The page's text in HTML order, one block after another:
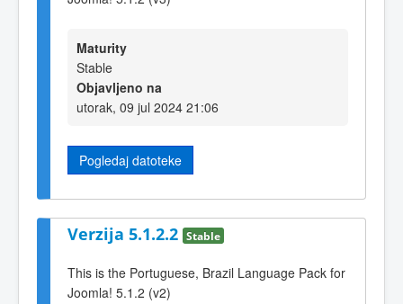
Maturity
Stable
Objavljeno na
utorak, 09 jul 2024 21:06
Pogledaj datoteke
Verzija 5.1.2.2 Stable
This is the Portuguese, Brazil Language Pack for
Joomla! 5.1.2 (v2)